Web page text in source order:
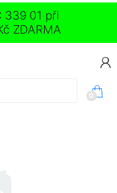
339 01 při
ZDARMA
0